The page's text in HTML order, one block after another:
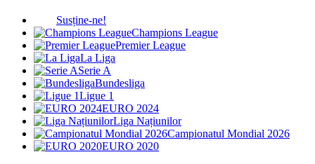
Susține-ne!
Champions League
Premier League
La Liga
Serie A
Bundesliga
Ligue 1
EURO 2024
Liga Națiunilor
Campionatul Mondial 2026
EURO 2020